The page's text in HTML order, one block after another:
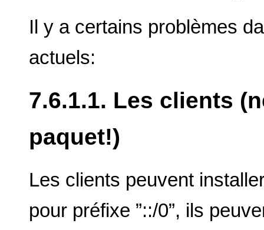
Il y a certains problèmes
actuels:
7.6.1.1. Les clients
paquet!)
Les clients peuvent
pour préfixe ”::/0”, ils